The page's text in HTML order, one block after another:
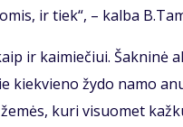
ir tiek“, – kal­ba
ir kai­mie­čiui. Šak­ni­nė
kiek­vie­no žy­do na­mo
ku­ri vi­suo­met